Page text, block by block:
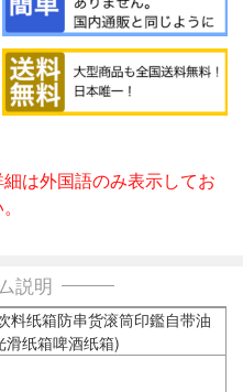
は外国語のみ表示してお
説明
料纸箱防串货滚筒印鑑自带油
纸箱啤酒纸箱)